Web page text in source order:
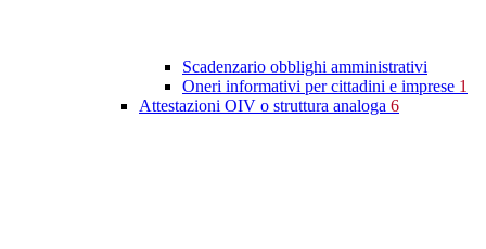
Scadenzario obblighi amministrativi
Oneri informativi per cittadini e imprese 1
Attestazioni OIV o struttura analoga 6